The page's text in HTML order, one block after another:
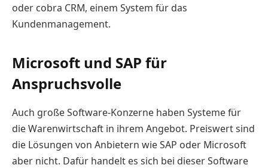
oder cobra CRM, einem System für das
Kundenmanagement.
Microsoft und SAP für
Anspruchsvolle
Auch große Software-Konzerne haben Systeme für
die Warenwirtschaft in ihrem Angebot. Preiswert sind
die Lösungen von Anbietern wie SAP oder Microsoft
aber nicht. Dafür handelt es sich bei dieser Software